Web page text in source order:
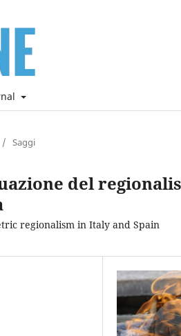
/ Saggi
del
regionalism in Italy and Spain